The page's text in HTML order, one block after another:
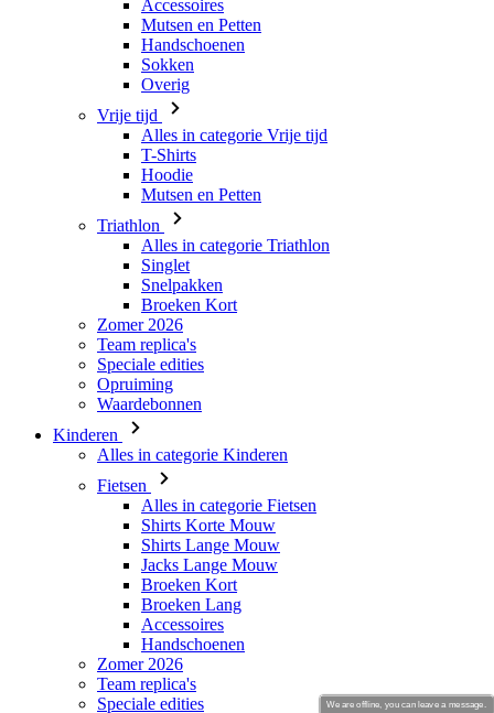
Vrije tijd
Alles in categorie Vrije tijd
T-Shirts
Hoodie
Mutsen en Petten
Triathlon
Alles in categorie Triathlon
Singlet
Snelpakken
Broeken Kort
Zomer 2026
Team replica's
Speciale edities
Opruiming
Waardebonnen
Kinderen
Alles in categorie Kinderen
Fietsen
Alles in categorie Fietsen
Shirts Lange Mouw
Jacks Lange Mouw
Broeken Kort
Broeken Lang
Accessoires
Handschoenen
Zomer 2026
Team replica's
Speciale edities
Opruiming
Waardebonnen
Custom Teamwear
Stories
We are offline, you can leave a message.